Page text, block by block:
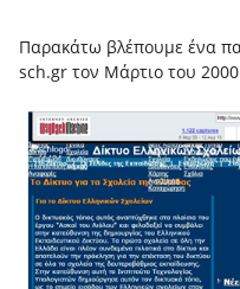
Παρακάτω βλέπουμε ένα
sch.gr τον Μάρτιο του